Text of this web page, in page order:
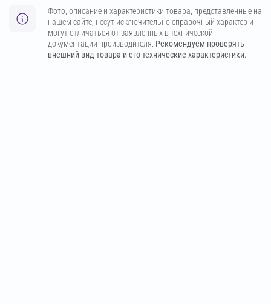
Фото, описание и характеристики товара, представленные на
нашем сайте, несут исключительно справочный характер и
могут отличаться от заявленных в технической
документации производителя. Рекомендуем проверять
внешний вид товара и его технические характеристики.